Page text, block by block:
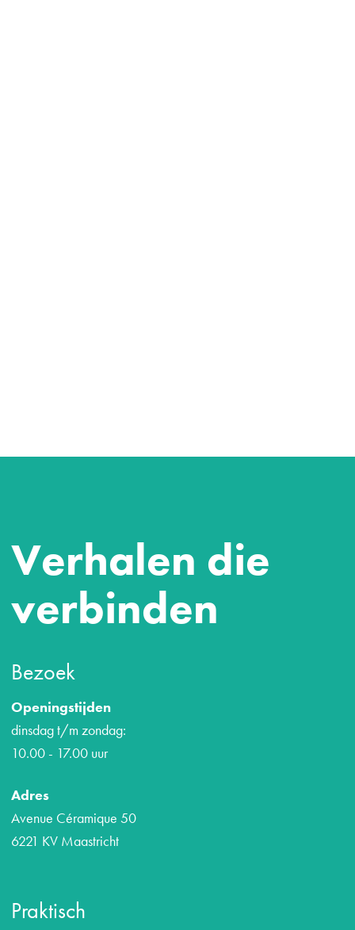
Verhalen die
verbinden
Bezoek
Openingstijden
dinsdag t/m zondag:
10.00 - 17.00 uur
Adres
Avenue Céramique 50
6221 KV Maastricht
Praktisch